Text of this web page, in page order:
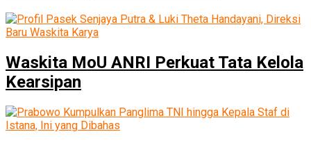
Waskita MoU ANRI Perkuat Tata Kelola
Kearsipan